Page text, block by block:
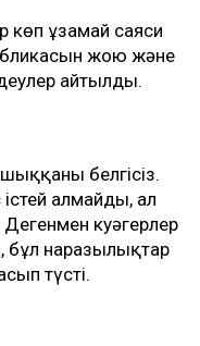
көп ұзамай саяси
жою және
айтылды.
белгісіз.
алмайды, ал
Дегенмен куәгерлер
наразылықтар
түсті.